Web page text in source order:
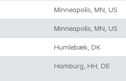
Minneapolis, MN, US
Minneapolis, MN, US
Humlebæk, DK
Hamburg, HH, DE